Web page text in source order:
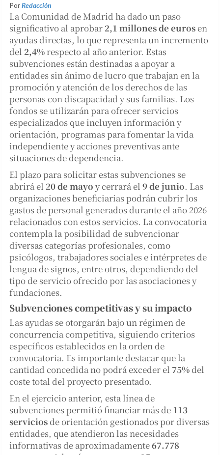
PorRedacción
La Comunidad de Madrid ha dado un paso
significativo al aprobar 2,1 millones de eurosen
ayudas directas, lo que representa un incremento
del 2,4% respecto al año anterior. Estas
subvenciones están destinadas a apoyar a
entidades sin ánimo de lucro que trabajan en la
promoción y atención de los derechos de las
personas con discapacidad y sus familias. Los
fondos se utilizarán para ofrecer servicios
especializados que incluyen información y
orientación, programas para fomentar la vida
independiente y acciones preventivas ante
situaciones de dependencia.
El plazo para solicitar estas subvenciones se
abrirá el 20 de mayo y cerrará el 9 de junio. Las
organizaciones beneficiarias podrán cubrir los
gastos de personal generados durante el año 2026
relacionados con estos servicios. La convocatoria
contempla la posibilidad de subvencionar
diversas categorías profesionales, como
psicólogos, trabajadores sociales e intérpretes de
lengua de signos, entre otros, dependiendo del
tipo de servicio ofrecido por las asociaciones y
fundaciones.
Subvenciones competitivas y su impacto
Las ayudas se otorgarán bajo un régimen de
concurrencia competitiva, siguiendo criterios
específicos establecidos en la orden de
convocatoria. Es importante destacar que la
cantidad concedida no podrá exceder el 75%del
coste total del proyecto presentado.
En el ejercicio anterior, esta línea de
subvenciones permitió financiar más de 113
serviciosde orientación gestionados por diversas
entidades, que atendieron las necesidades
informativas de aproximadamente67.778